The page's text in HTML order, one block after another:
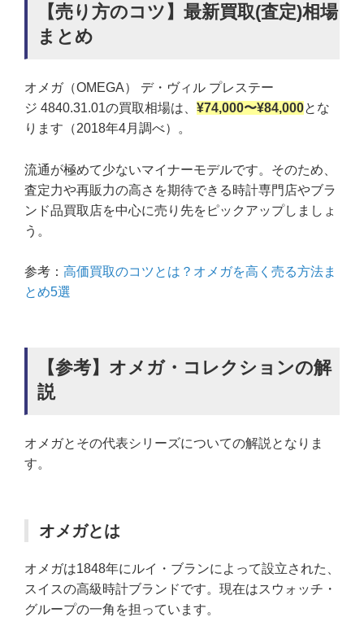
【売り方のコツ】最新買取(査定)相場
まとめ
オメガ（OMEGA） デ・ヴィル プレステー
ジ 4840.31.01の買取相場は、 ¥74,000〜¥84,000とな
ります（2018年4月調べ）。
流通が極めて少ないマイナーモデルです。そのため、
査定力や再販力の高さを期待できる時計専門店やブラ
ンド品買取店を中心に売り先をピックアップしましょ
う。
参考： 高価買取のコツとは？オメガを高く売る方法ま
とめ5選
【参考】オメガ・コレクションの解
説
オメガとその代表シリーズについての解説となりま
す。
オメガとは
オメガは1848年にルイ・ブランによって設立された、
スイスの高級時計ブランドです。現在はスウォッチ・
グループの一角を担っています。